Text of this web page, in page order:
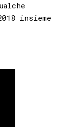
insieme